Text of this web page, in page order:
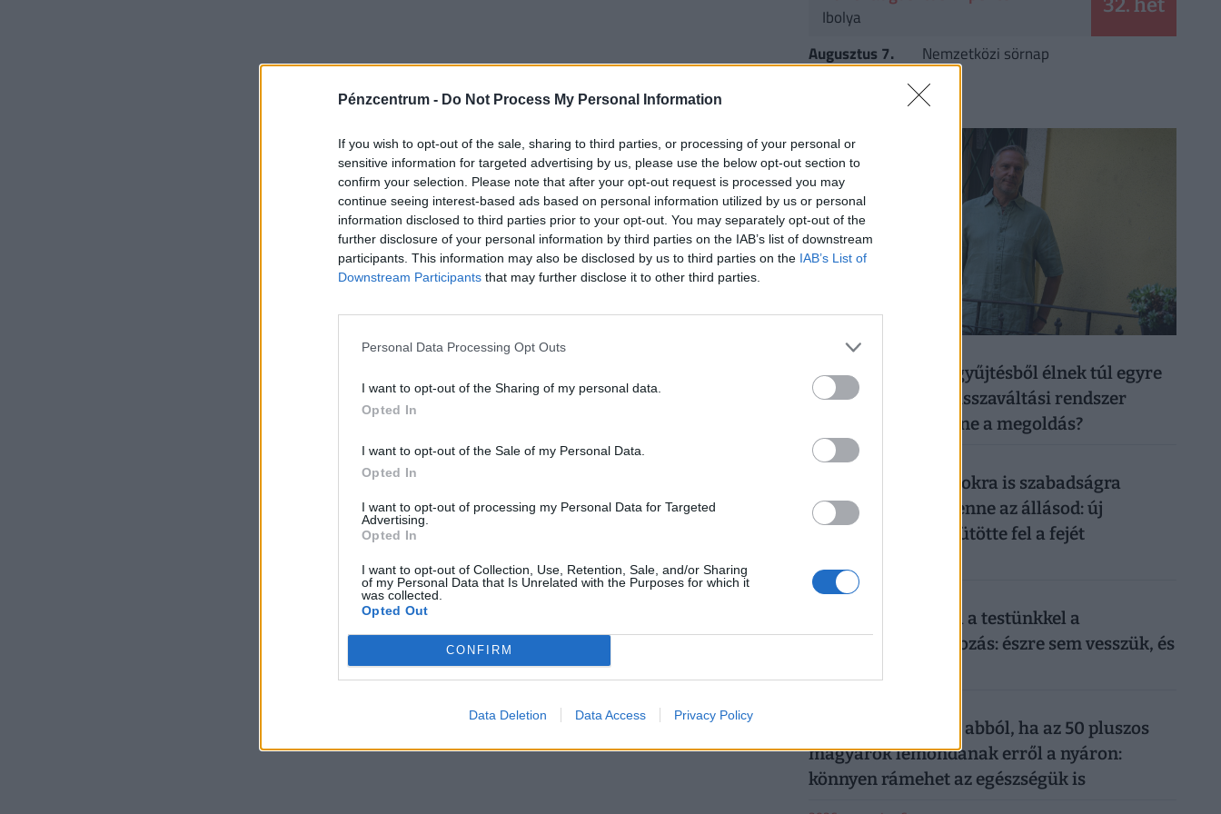
Pénzcentrum - Do Not Process My Personal Information
If you wish to opt-out of the sale, sharing to third parties, or processing of your personal or
sensitive information for targeted advertising by us, please use the below opt-out section to
confirm your selection. Please note that after your opt-out request is processed you may
continue seeing interest-based ads based on personal information utilized by us or personal
information disclosed to third parties prior to your opt-out. You may separately opt-out of the
further disclosure of your personal information by third parties on the IAB’s list of downstream
participants. This information may also be disclosed by us to third parties on the IAB’s List of
Downstream Participants that may further disclose it to other third parties.
Personal Data Processing Opt Outs
I want to opt-out of the Sharing of my personal data.
Opted In
I want to opt-out of the Sale of my Personal Data.
Opted In
I want to opt-out of processing my Personal Data for Targeted
Advertising.
Opted In
I want to opt-out of Collection, Use, Retention, Sale, and/or Sharing
of my Personal Data that Is Unrelated with the Purposes for which it
was collected.
Opted Out
CONFIRM
Data Deletion Data Access Privacy Policy
Ibolya 32. hét
Augusztus 7. Nemzetközi sörnap
CÍMLAPRÓL AJÁNLJUK
2026. augusztus 6.
50 forintos palackgyűjtésből élnek túl egyre
többen: tényleg a visszaváltási rendszer
megszüntetése lenne a megoldás?
2026. augusztus 5.
Így mehetsz hónapokra is szabadságra
anélkül, hogy rámenne az állásod: új
munkahelyi fogás ütötte fel a fejét
2026. augusztus 6.
Sokkoló, mit művel a testünkkel a
mindennapi mobilozás: észre sem vesszük, és
Komoly baj is lehet abból, ha az 50 pluszos
magyarok lemondanak erről a nyáron:
könnyen rámehet az egészségük is